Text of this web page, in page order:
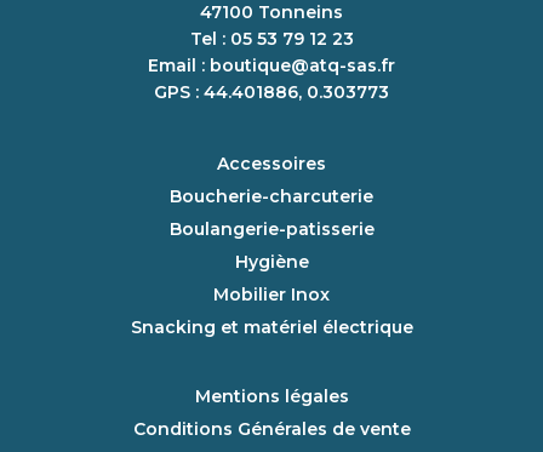
47100 Tonneins
Tel : 05 53 79 12 23
Email : boutique@atq-sas.fr
GPS : 44.401886, 0.303773
Accessoires
Boucherie-charcuterie
Boulangerie-patisserie
Hygiène
Mobilier Inox
Snacking et matériel électrique
Mentions légales
Conditions Générales de vente